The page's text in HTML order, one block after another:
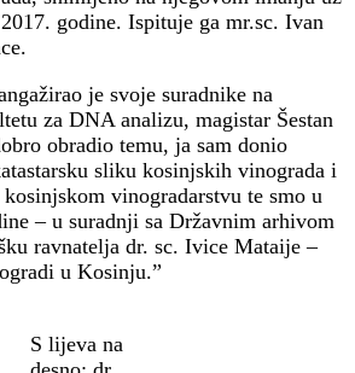
godine. Ispituje ga mr.sc. Ivan
je svoje suradnike na
za DNA analizu, magistar Šestan
obradio temu, ja sam donio
sliku kosinjskih vinograda i
vinogradarstvu te smo u
– u suradnji sa Državnim arhivom
ravnatelja dr. sc. Ivice Mataije –
u Kosinju.”
S lijeva na